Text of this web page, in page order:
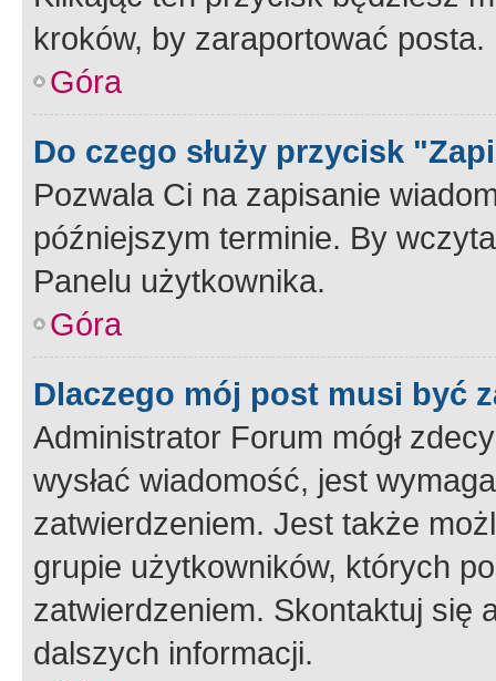
kroków, by zaraportować posta.
Góra
Do czego służy przycisk
Pozwala Ci na zapisanie
późniejszym terminie. By
Panelu użytkownika.
Góra
Dlaczego mój post musi być
Administrator Forum mógł
wysłać wiadomość, jest
zatwierdzeniem. Jest także
grupie użytkowników, których
zatwierdzeniem. Skontaktuj się
dalszych informacji.